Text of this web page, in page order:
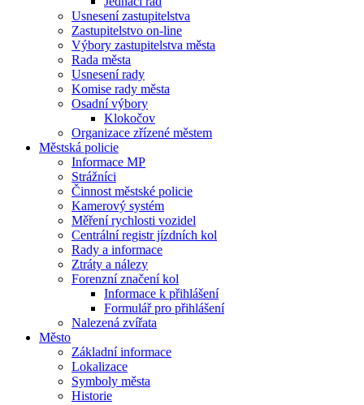
Usnesení zastupitelstva
Zastupitelstvo on-line
Výbory zastupitelstva města
Rada města
Usnesení rady
Komise rady města
Osadní výbory
Klokočov
Organizace zřízené městem
Městská policie
Informace MP
Strážníci
Činnost městské policie
Kamerový systém
Měření rychlosti vozidel
Centrální registr jízdních kol
Rady a informace
Ztráty a nálezy
Forenzní značení kol
Informace k přihlášení
Formulář pro přihlášení
Nalezená zvířata
Město
Základní informace
Lokalizace
Symboly města
Historie